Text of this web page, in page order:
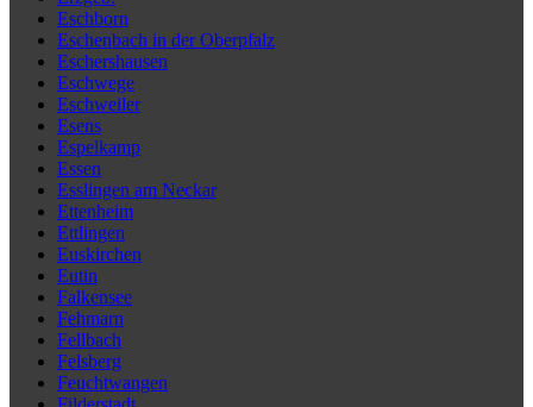
Eschborn
Eschenbach in der Oberpfalz
Eschershausen
Eschwege
Eschweiler
Esens
Espelkamp
Essen
Esslingen am Neckar
Ettenheim
Ettlingen
Euskirchen
Eutin
Falkensee
Fehmarn
Fellbach
Felsberg
Feuchtwangen